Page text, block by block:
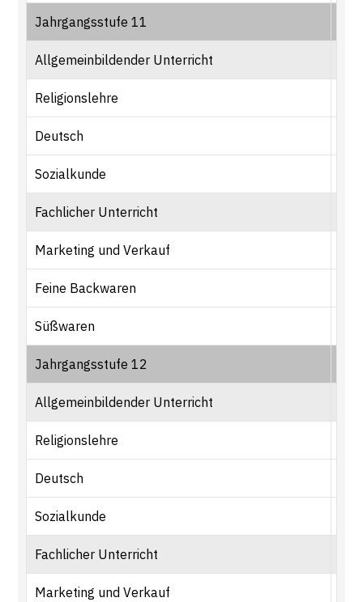
Jahrgangsstufe 11
Allgemeinbildender Unterricht
Religionslehre
Deutsch
Sozialkunde
Fachlicher Unterricht
Marketing und Verkauf
Feine Backwaren
Süßwaren
Jahrgangsstufe 12
Allgemeinbildender Unterricht
Religionslehre
Deutsch
Sozialkunde
Fachlicher Unterricht
Marketing und Verkauf